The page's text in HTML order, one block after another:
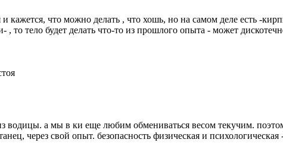
кажется, что можно делать , что хошь, но на самом деле есть -
то тело будет делать что-то из прошлого опыта - может
водицы. а мы в ки еще любим обмениваться весом текучим.
через свой опыт. безопасность физическая и